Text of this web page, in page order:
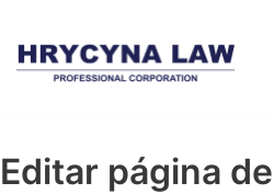
al
contenido
Editar página